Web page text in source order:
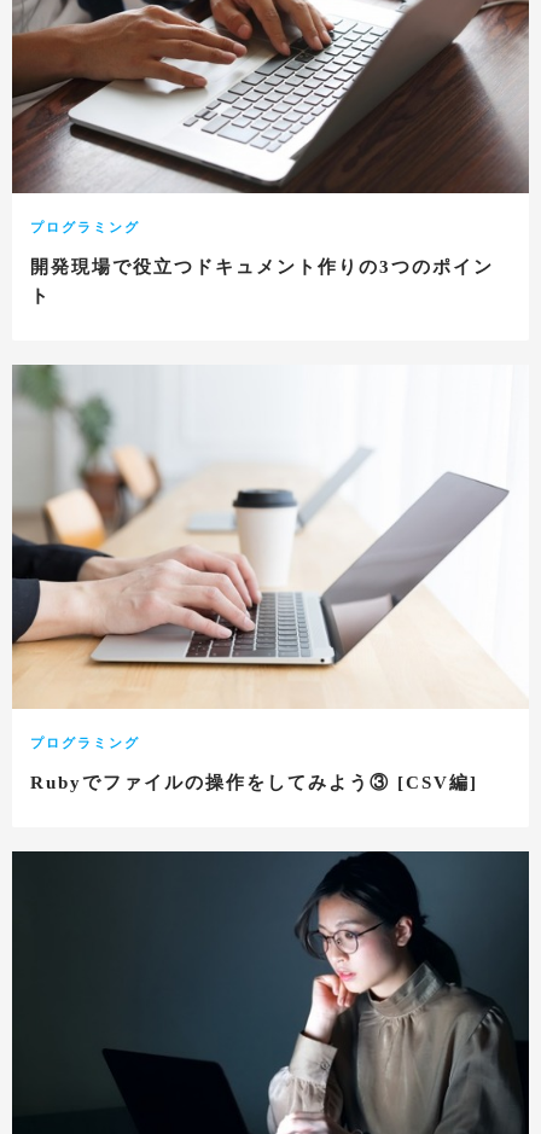
プログラミング
開発現場で役立つドキュメント作りの3つのポイン
ト
プログラミング
Rubyでファイルの操作をしてみよう③ [CSV編]